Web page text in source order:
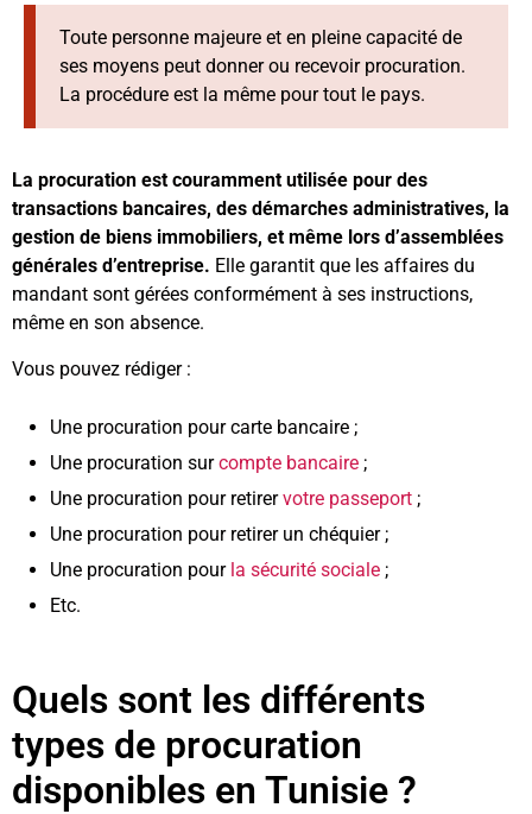
Toute personne majeure et en pleine capacité de
ses moyens peut donner ou recevoir procuration.
La procédure est la même pour tout le pays.
La procuration est couramment utilisée pour des
transactions bancaires, des démarches administratives, la
gestion de biens immobiliers, et même lors d’assemblées
générales d’entreprise. Elle garantit que les affaires du
mandant sont gérées conformément à ses instructions,
même en son absence.
Vous pouvez rédiger :
Une procuration pour carte bancaire ;
Une procuration surcompte bancaire ;
Une procuration pour retirervotre passeport ;
Une procuration pour retirer un chéquier ;
Une procuration pour la sécurité sociale ;
Etc.
Quels sont les différents
types de procuration
disponibles en Tunisie ?